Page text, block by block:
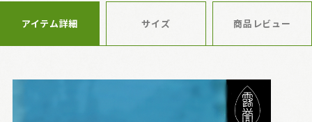
アイテム詳細 サイズ 商品レビュー